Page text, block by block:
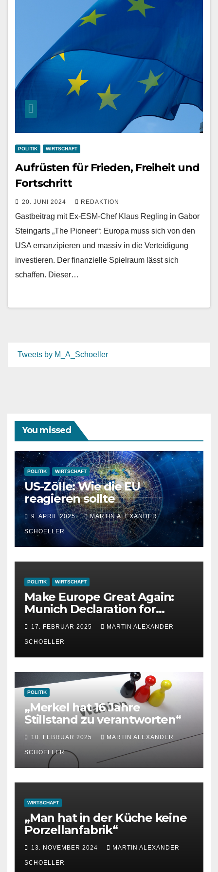
POLITIK WIRTSCHAFT
Aufrüsten für Frieden, Freiheit und
Fortschritt
20. JUNI 2024 REDAKTION
Gastbeitrag mit Ex-ESM-Chef Klaus Regling in Gabor
Steingarts „The Pioneer“: Europa muss sich von den
USA emanzipieren und massiv in die Verteidigung
investieren. Der finanzielle Spielraum lässt sich
schaffen. Dieser…
Tweets by M_A_Schoeller
You missed
POLITIK WIRTSCHAFT
US-Zölle: Wie die EU
reagieren sollte
9. APRIL 2025 MARTIN ALEXANDER
SCHOELLER
POLITIK WIRTSCHAFT
Make Europe Great Again:
Munich Declaration for
Strength, Peace and
Freedom
17. FEBRUAR 2025 MARTIN ALEXANDER
SCHOELLER
POLITIK
„Merkel hat 16 Jahre
Stillstand zu verantworten“
10. FEBRUAR 2025 MARTIN ALEXANDER
SCHOELLER
WIRTSCHAFT
„Man hat in der Küche keine
Porzellanfabrik“
13. NOVEMBER 2024 MARTIN ALEXANDER
SCHOELLER